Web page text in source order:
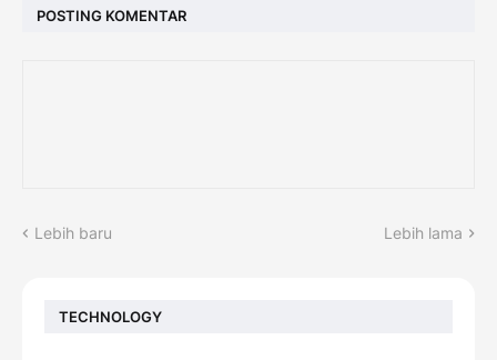
POSTING KOMENTAR
Lebih baru Lebih lama
TECHNOLOGY